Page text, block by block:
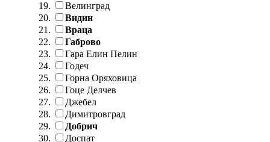
Велинград
Видин
Враца
Габрово
Гара Елин Пелин
Годеч
Горна Оряховица
Гоце Делчев
Джебел
Димитровград
Добрич
Доспат